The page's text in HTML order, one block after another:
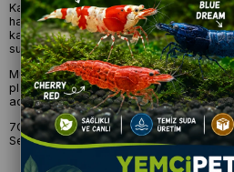
Kaliteli markalar, uygun fiyat politikası ve
hareket eden Yemcipetshop, hem
kanallarıyla Antalya’dan Türkiye’nin
sunmaktadır.
Müşteri memnuniyetini ve evcil dostların
planda tutan Yemcipetshop, güvenilir
adresi olmayı hedeflemektedir.
7Ocak 2026 'da Antalya'nın Manavgat
Sektöre Yenilikler Katmaya Devam